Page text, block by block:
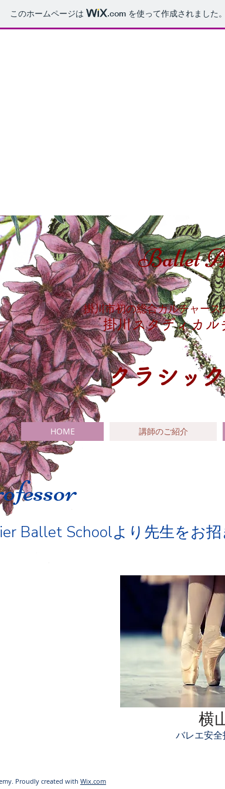
このホームページは .com を使って作成されました
​Ballet
掛川市初の総合カルチャース
掛川スタディカル
クラシッ
HOME 講師のご紹介
Ballet Schoolより先生をお
横
バレエ安
Proudly created with Wix.com